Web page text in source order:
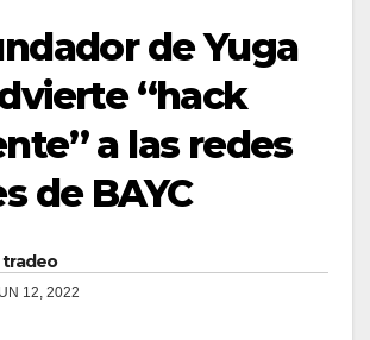
de Yuga
“hack
a las redes
de BAYC
tradeo
12, 2022